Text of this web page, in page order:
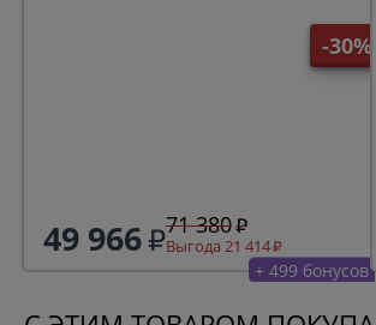
-30%
49 966 71 380
Выгода 21 414
+ 499 бонусов